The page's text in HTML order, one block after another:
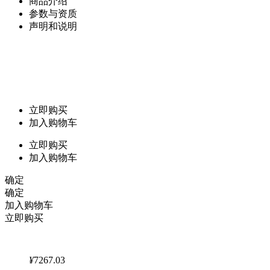
参数与资质
声明和说明
立即购买
加入购物车
立即购买
加入购物车
确定
确定
加入购物车
立即购买
¥7267.03